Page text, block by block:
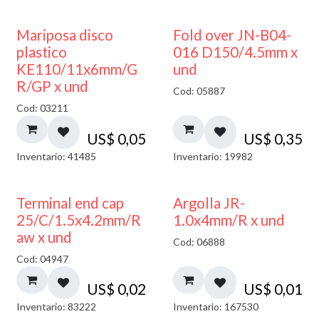
Mariposa disco
plastico
KE110/11x6mm/G
R/GP x und
Cod: 03211
US$ 0,05
Inventario: 41485
Fold over JN-B04-
016 D150/4.5mm x
und
Cod: 05887
US$ 0,35
Inventario: 19982
Terminal end cap
25/C/1.5x4.2mm/R
aw x und
Cod: 04947
US$ 0,02
Inventario: 83222
Argolla JR-
1.0x4mm/R x und
Cod: 06888
US$ 0,01
Inventario: 167530